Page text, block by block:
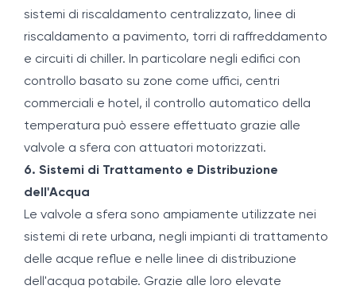
sistemi di riscaldamento centralizzato, linee di
riscaldamento a pavimento, torri di raffreddamento
e circuiti di chiller. In particolare negli edifici con
controllo basato su zone come uffici, centri
commerciali e hotel, il controllo automatico della
temperatura può essere effettuato grazie alle
valvole a sfera con attuatori motorizzati.
6. Sistemi di Trattamento e Distribuzione
dell'Acqua
Le valvole a sfera sono ampiamente utilizzate nei
sistemi di rete urbana, negli impianti di trattamento
delle acque reflue e nelle linee di distribuzione
dell'acqua potabile. Grazie alle loro elevate